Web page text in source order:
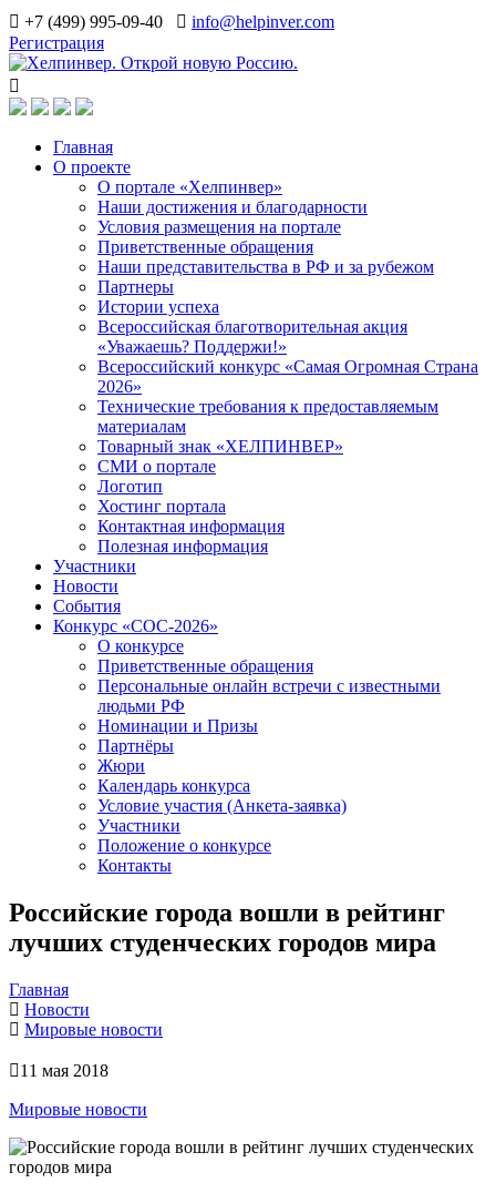
+7 (499) 995-09-40
info@helpinver.com
Регистрация
Главная
О проекте
О портале «Хелпинвер»
Наши достижения и благодарности
Условия размещения на портале
Приветственные обращения
Наши представительства в РФ и за рубежом
Партнеры
Истории успеха
Всероссийская благотворительная акция
«Уважаешь? Поддержи!»
Всероссийский конкурс «Самая Огромная Страна
2026»
Технические требования к предоставляемым
материалам
Товарный знак «ХЕЛПИНВЕР»
СМИ о портале
Логотип
Хостинг портала
Контактная информация
Полезная информация
Участники
Новости
События
Конкурс «СОС-2026»
О конкурсе
Приветственные обращения
Персональные онлайн встречи с известными
людьми РФ
Номинации и Призы
Партнёры
Жюри
Календарь конкурса
Условие участия (Анкета-заявка)
Участники
Положение о конкурсе
Контакты
Российские города вошли в рейтинг
лучших студенческих городов мира
Главная
Новости
Мировые новости
11 мая 2018
Мировые новости